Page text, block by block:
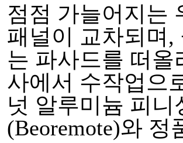
점점 가늘어지는
패널이 교차되며
는 파사드를 떠
사에서 수작업으
넛 알루미늄 피
(Beoremote)와